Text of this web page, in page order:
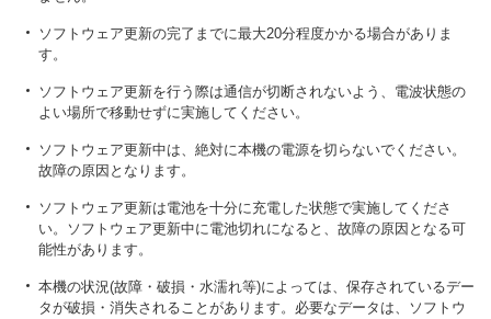
ソフトウェア更新の完了までに最大20分程度かかる場合がありま
す。
ソフトウェア更新を行う際は通信が切断されないよう、電波状態の
よい場所で移動せずに実施してください。
ソフトウェア更新中は、絶対に本機の電源を切らないでください。
故障の原因となります。
ソフトウェア更新は電池を十分に充電した状態で実施してくださ
い。ソフトウェア更新中に電池切れになると、故障の原因となる可
能性があります。
本機の状況(故障・破損・水濡れ等)によっては、保存されているデー
タが破損・消失されることがあります。必要なデータは、ソフトウ